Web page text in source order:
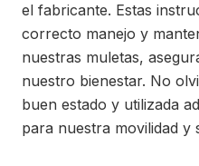
el fabricante. Estas
correcto manejo y
nuestras muletas,
nuestro bienestar. No
buen estado y utilizada
para nuestra movilidad y